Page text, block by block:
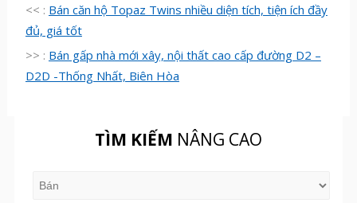
<< : Bán căn hộ Topaz Twins nhiều diện tích, tiện ích đầy
đủ, giá tốt
>> : Bán gấp nhà mới xây, nội thất cao cấp đường D2 –
D2D -Thống Nhất, Biên Hòa
TÌM KIẾM NÂNG CAO